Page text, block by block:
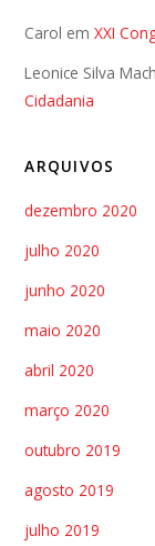
Carol emXXI
Leonice Silva
Cidadania
ARQUIVOS
dezembro 2020
julho 2020
junho 2020
maio 2020
abril 2020
março 2020
outubro 2019
agosto 2019
julho 2019